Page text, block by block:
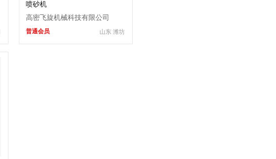
喷砂机
高密飞旋机械科技有限公司
山东 潍坊
普通会员